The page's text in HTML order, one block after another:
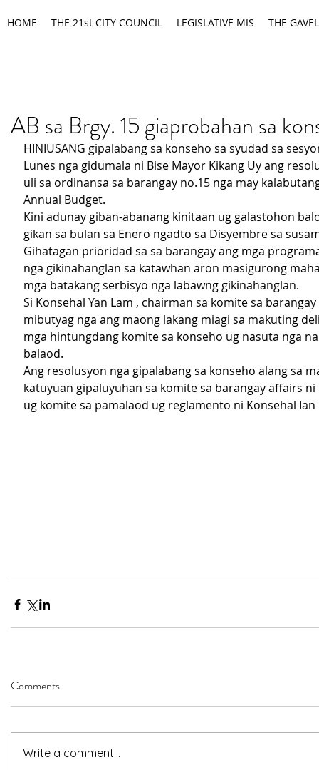
HOME THE 21st CITY COUNCIL LEGISLATIVE MIS THE GAVEL
AB sa Brgy. 15 giaprobahan sa
HINIUSANG gipalabang sa konseho sa syudad sa
Lunes nga gidumala ni Bise Mayor Kikang Uy ang
uli sa ordinansa sa barangay no.15 nga may
Annual Budget.
Kini adunay giban-abanang kinitaan ug galastohon
gikan sa bulan sa Enero ngadto sa Disyembre sa
Gihatagan prioridad sa sa barangay ang mga
nga gikinahanglan sa katawhan aron masigurong
mga batakang serbisyo nga labawng gikinahanglan.
Si Konsehal Yan Lam , chairman sa komite sa
mibutyag nga ang maong lakang miagi sa makuting
mga hintungdang komite sa konseho ug nasuta nga
balaod.
Ang resolusyon nga gipalabang sa konseho alang sa
katuyuan gipaluyuhan sa komite sa barangay affairs
ug komite sa pamalaod ug reglamento ni Konsehal Ian
Comments
Write a comment...